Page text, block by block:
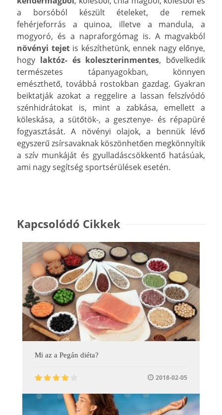
a borsóból készült ételeket, de remek
fehérjeforrás a quinoa, illetve a mandula, a
mogyoró, és a napraforgómag is. A magvakból
növényi tejetis készíthetünk, ennek nagy előnye,
hogy laktóz- és koleszterinmentes, bővelkedik
természetes tápanyagokban, könnyen
emészthető, továbbá rostokban gazdag. Gyakran
beiktatják azokat a reggelire a lassan felszívódó
szénhidrátokat is, mint a zabkása, emellett a
köleskása, a sütőtök-, a gesztenye- és répapüré
fogyasztását. A növényi olajok, a bennük lévő
egyszerű zsírsavaknak köszönhetően megkönnyítik
a szív munkáját és gyulladáscsökkentő hatásúak,
ami nagy segítség sportsérülések esetén.
Kapcsolódó Cikkek
Mi az a Pegán diéta?
2018-02-05